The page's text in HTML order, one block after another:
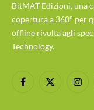
BitMAT Edizioni, una
copertura a 360° per
offline rivolta agli
Technology.
Facebook
X